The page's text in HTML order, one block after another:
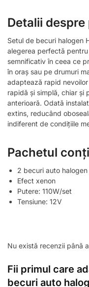
Detalii
Setul de becuri halogen
alegerea perfectă
semnificativ în ceea ce
în oraș sau pe drumuri
adaptează rapid
rapidă și simplă, chiar și
anterioară. Odată
extins, reducând
indiferent de condițiile
Pachetul
2 becuri auto halogen
Efect xenon
Putere: 110W/set
Tensiune: 12V
Nu există recenzii până
Fii primul care
becuri auto